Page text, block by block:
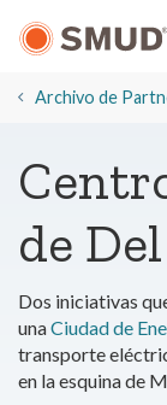
principalArchivo de
de
Dos iniciativas
unaCiudad de
transporte
en la esquina de